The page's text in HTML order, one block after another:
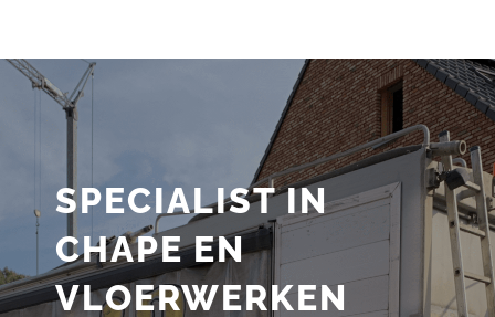
SPECIALIST IN
CHAPE EN
VLOERWERKEN